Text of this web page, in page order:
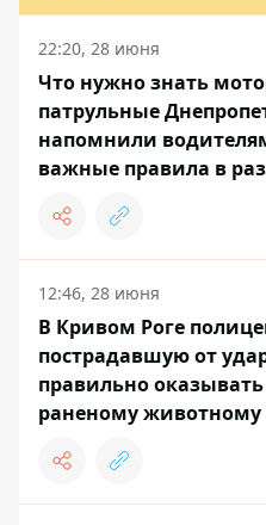
22:20, 28 июня
Что нужно знать
патрульные
напомнили
важные правила в
12:46, 28 июня
В Кривом Роге
пострадавшую от
правильно
раненому животному